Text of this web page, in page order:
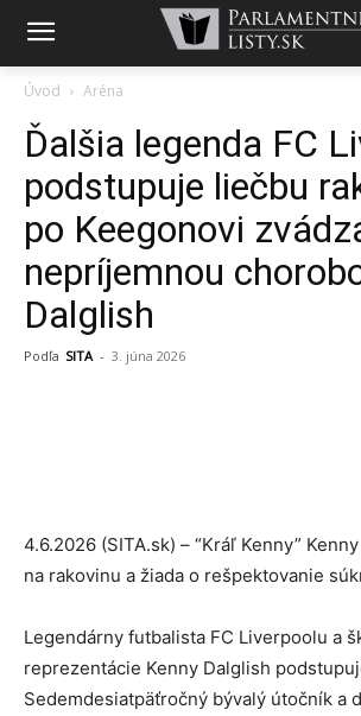
Úvod Aréna
Ďalšia legenda FC
podstupuje liečbu
po Keegonovi
nepríjemnou
Dalglish
Podľa SITA - 3. júna 2026
4.6.2026 (SITA.sk) – “Kráľ Kenny”
na rakovinu a žiada o rešpektovanie
Legendárny futbalista FC Liverpoolu a
reprezentácie Kenny Dalglish
Sedemdesiatpäťročný bývalý útočník a